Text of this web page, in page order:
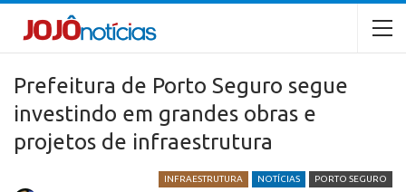
Prefeitura de Porto Seguro segue
investindo em grandes obras e
projetos de infraestrutura
INFRAESTRUTURA NOTÍCIAS PORTO SEGURO